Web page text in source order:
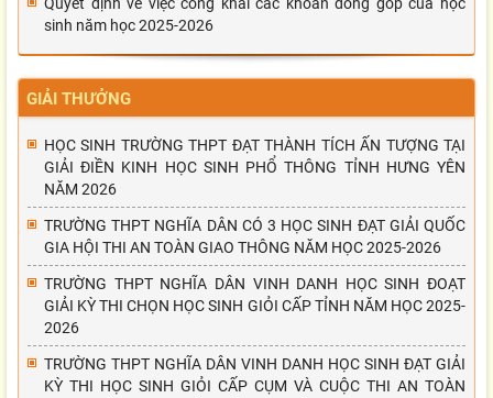
Quyết định về việc công khai các khoản đóng góp của học
sinh năm học 2025-2026
GIẢI THƯỞNG
HỌC SINH TRƯỜNG THPT ĐẠT THÀNH TÍCH ẤN TƯỢNG TẠI
GIẢI ĐIỀN KINH HỌC SINH PHỔ THÔNG TỈNH HƯNG YÊN
NĂM 2026
TRƯỜNG THPT NGHĨA DÂN CÓ 3 HỌC SINH ĐẠT GIẢI QUỐC
GIA HỘI THI AN TOÀN GIAO THÔNG NĂM HỌC 2025-2026
TRƯỜNG THPT NGHĨA DÂN VINH DANH HỌC SINH ĐOẠT
GIẢI KỲ THI CHỌN HỌC SINH GIỎI CẤP TỈNH NĂM HỌC 2025-
2026
TRƯỜNG THPT NGHĨA DÂN VINH DANH HỌC SINH ĐẠT GIẢI
KỲ THI HỌC SINH GIỎI CẤP CỤM VÀ CUỘC THI AN TOÀN